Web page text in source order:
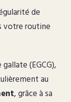
de
votre routine
(EGCG),
au
, grâce à sa